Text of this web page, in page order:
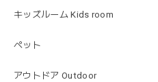
キッズルーム Kids room
ペット
アウトドア Outdoor